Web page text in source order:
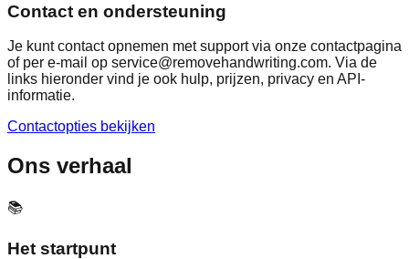
Contact en ondersteuning
Je kunt contact opnemen met support via onze contactpagina
of per e-mail op service@removehandwriting.com. Via de
links hieronder vind je ook hulp, prijzen, privacy en API-
informatie.
Contactopties bekijken
Ons verhaal
📚
Het startpunt